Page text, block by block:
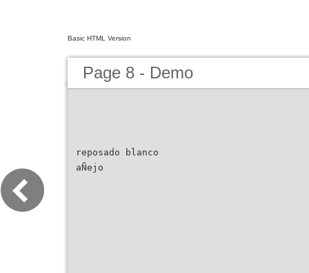
Basic HTML Version
Page 8 - Demo
reposado blanco
aÑejo